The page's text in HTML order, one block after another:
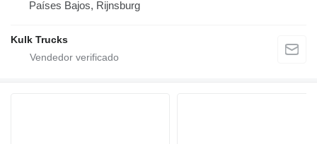
Países Bajos, Rijnsburg
Kulk Trucks